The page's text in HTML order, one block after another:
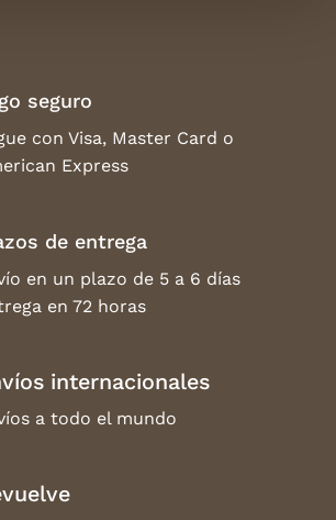
seguro
con Visa, Master Card o
Express
de entrega
en un plazo de 5 a 6 días
en 72 horas
internacionales
a todo el mundo